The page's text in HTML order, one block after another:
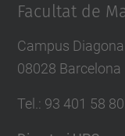
Facultat de
Campus
08028 Barcelona
Tel. : 93 401 58 80